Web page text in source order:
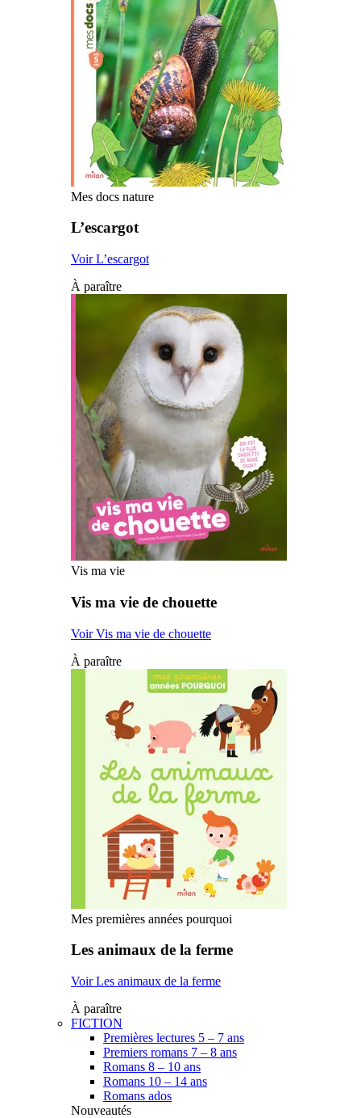
Mes docs nature
L’escargot
Voir L’escargot
À paraître
Vis ma vie
Vis ma vie de chouette
Voir Vis ma vie de chouette
À paraître
Mes premières années pourquoi
Les animaux de la ferme
Voir Les animaux de la ferme
À paraître
FICTION
Premières lectures 5 – 7 ans
Premiers romans 7 – 8 ans
Romans 8 – 10 ans
Romans 10 – 14 ans
Romans ados
Nouveautés